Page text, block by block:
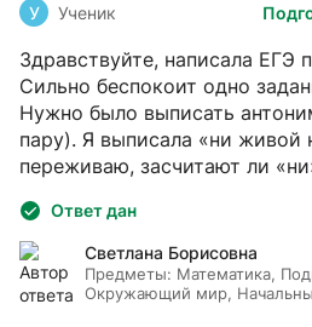
У Ученик
Здравствуйте, написала ЕГЭ
Сильно беспокоит одно
Нужно было выписать
пару). Я выписала «ни живой
переживаю, засчитают ли
Ответ дан
Светлана Борисовна
Предметы: Математика,
Окружающий мир,